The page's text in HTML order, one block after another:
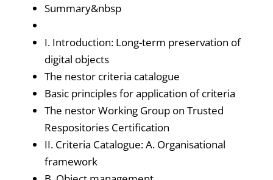
Summary&nbsp
I. Introduction: Long-term preservation of
digital objects
The nestor criteria catalogue
Basic principles for application of criteria
The nestor Working Group on Trusted
Respositories Certification
II. Criteria Catalogue: A. Organisational
framework